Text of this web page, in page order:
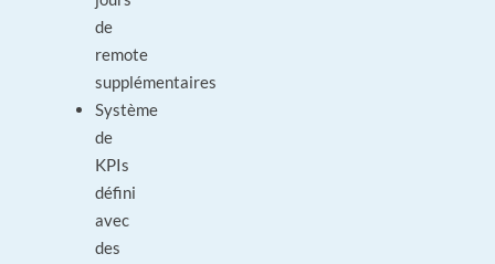
de
remote
supplémentaires
Système
de
KPIs
défini
avec
des